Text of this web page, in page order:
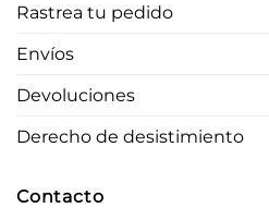
Rastrea tu pedido
Envíos
Devoluciones
Derecho de desistimiento
Contacto